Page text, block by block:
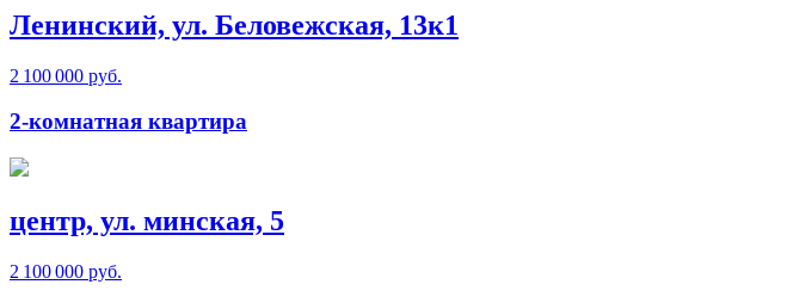
Ленинский, ул. Беловежская, 13к1
2 100 000 руб.
2-комнатная квартира
центр, ул. минская, 5
2 100 000 руб.